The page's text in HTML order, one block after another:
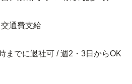
通費支給
までに退社可 / 週2・3日からOK